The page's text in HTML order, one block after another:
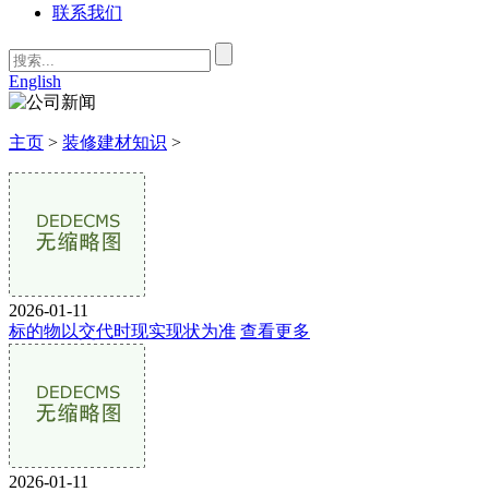
联系我们
English
主页 > 装修建材知识 >
2026-01-11
标的物以交代时现实现状为准 查看更多
2026-01-11